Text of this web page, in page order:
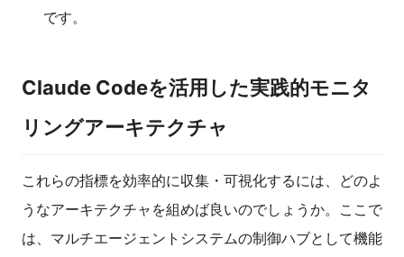
です。
Claude Codeを活用した実践的モニタ
リングアーキテクチャ
これらの指標を効率的に収集・可視化するには、どのよ
うなアーキテクチャを組めば良いのでしょうか。ここで
は、マルチエージェントシステムの制御ハブとして機能